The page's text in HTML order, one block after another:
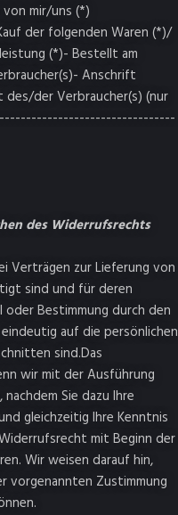
mir/uns (*)
der folgenden Waren (*)/
(*)- Bestellt am
Anschrift
der Verbraucher(s) (nur
des Widerrufsrechts
Verträgen zur Lieferung von
sind und für deren
Bestimmung durch den
auf die persönlichen
sind.Das
wir mit der Ausführung
Sie dazu Ihre
gleichzeitig Ihre Kenntnis
mit Beginn der
Wir weisen darauf hin,
vorgenannten Zustimmung